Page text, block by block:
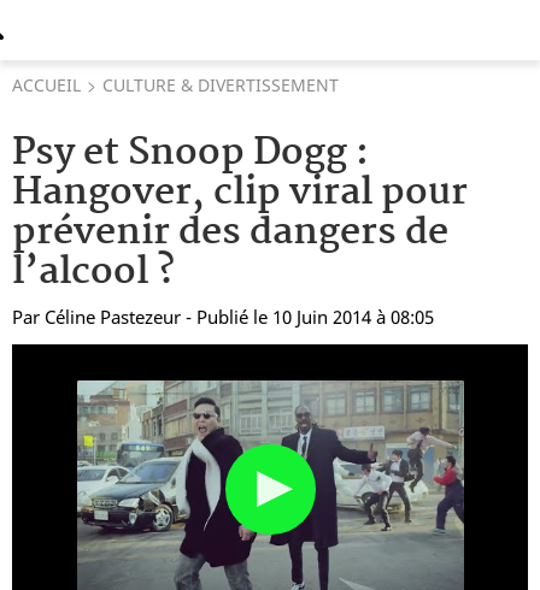
ACCUEIL CULTURE & DIVERTISSEMENT
Psy et Snoop Dogg :
Hangover, clip viral pour
prévenir des dangers de
l’alcool ?
Par Céline Pastezeur - Publié le 10 Juin 2014 à 08:05